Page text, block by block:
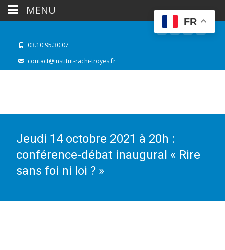
03.10.95.30.07
contact@institut-rachi-troyes.fr
Jeudi 14 octobre 2021 à 20h :
conférence-débat inaugural « Rire
sans foi ni loi ? »
FR
MENU